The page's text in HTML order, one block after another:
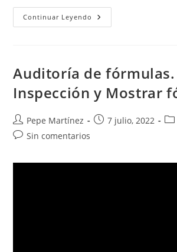
Continuar Leyendo Modo
Oscuro
Auditoría de fórmulas.
Inspección y Mostrar
Autor
de
Pepe Martínez
Publicación
7 julio, 2022
Comentarios
Sin comentarios